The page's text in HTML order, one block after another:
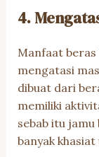
4.
Manfaat beras
mengatasi
dibuat dari
memiliki
sebab itu
banyak